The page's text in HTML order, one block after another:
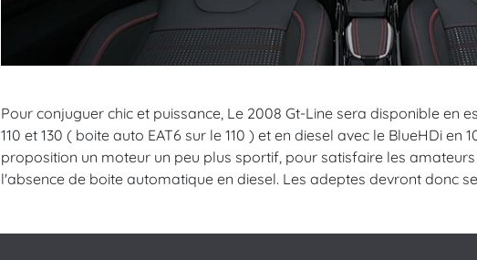
Pour conjuguer chic et puissance, Le 2008 Gt-Line sera disponible en
110 et 130 ( boite auto EAT6 sur le 110 ) et en diesel avec le BlueHDi en
proposition un moteur un peu plus sportif, pour satisfaire les
l'absence de boite automatique en diesel. Les adeptes devront donc